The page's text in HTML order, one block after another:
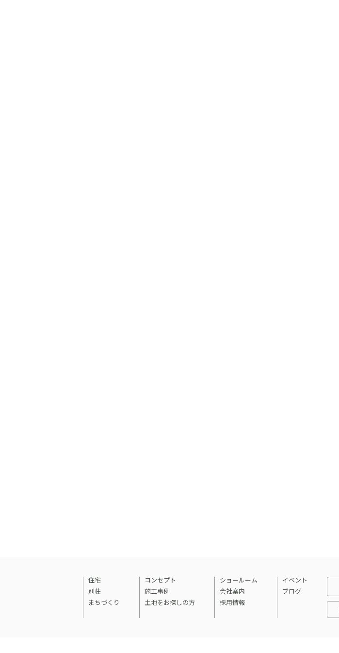
住宅
別荘
まちづくり
コンセプト
施工事例
土地をお探しの方
ショールーム
会社案内
採用情報
イベント
ブログ